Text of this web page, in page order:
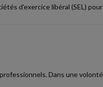
d'exercice libéral (SEL) pour
Dans une volonté